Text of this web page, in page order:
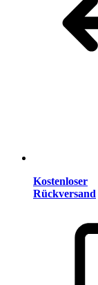
Kostenloser
Rückversand